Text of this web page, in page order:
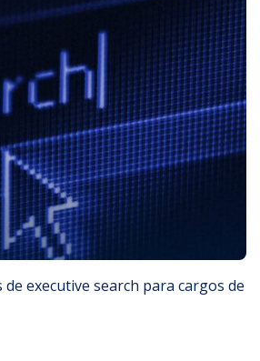
executive search para cargos de